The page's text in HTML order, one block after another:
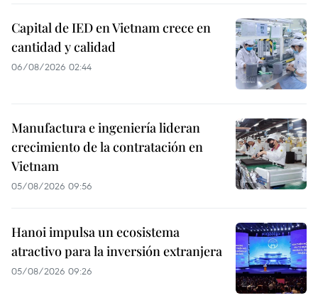
Capital de IED en Vietnam crece en
cantidad y calidad
06/08/2026 02:44
Manufactura e ingeniería lideran
crecimiento de la contratación en
Vietnam
05/08/2026 09:56
Hanoi impulsa un ecosistema
atractivo para la inversión extranjera
05/08/2026 09:26